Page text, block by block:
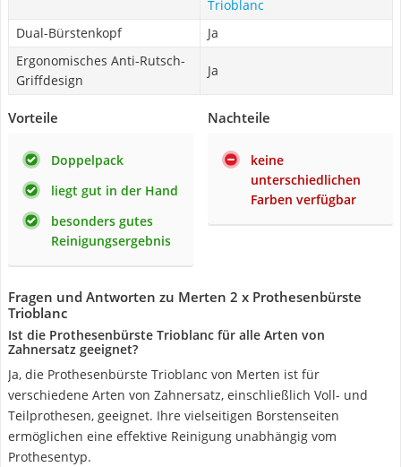
Trioblanc
Dual-Bürstenkopf
Ja
Ergonomisches Anti-Rutsch-
Griffdesign
Ja
Vorteile
Doppelpack
liegt gut in der Hand
besonders gutes
Reinigungsergebnis
Nachteile
keine
unterschiedlichen
Farben verfügbar
Fragen und Antworten zu Merten 2 x Prothesenbürste
Trioblanc
Ist die Prothesenbürste Trioblanc für alle Arten von
Zahnersatz geeignet?
Ja, die Prothesenbürste Trioblanc von Merten ist für
verschiedene Arten von Zahnersatz, einschließlich Voll- und
Teilprothesen, geeignet. Ihre vielseitigen Borstenseiten
ermöglichen eine effektive Reinigung unabhängig vom
Prothesentyp.